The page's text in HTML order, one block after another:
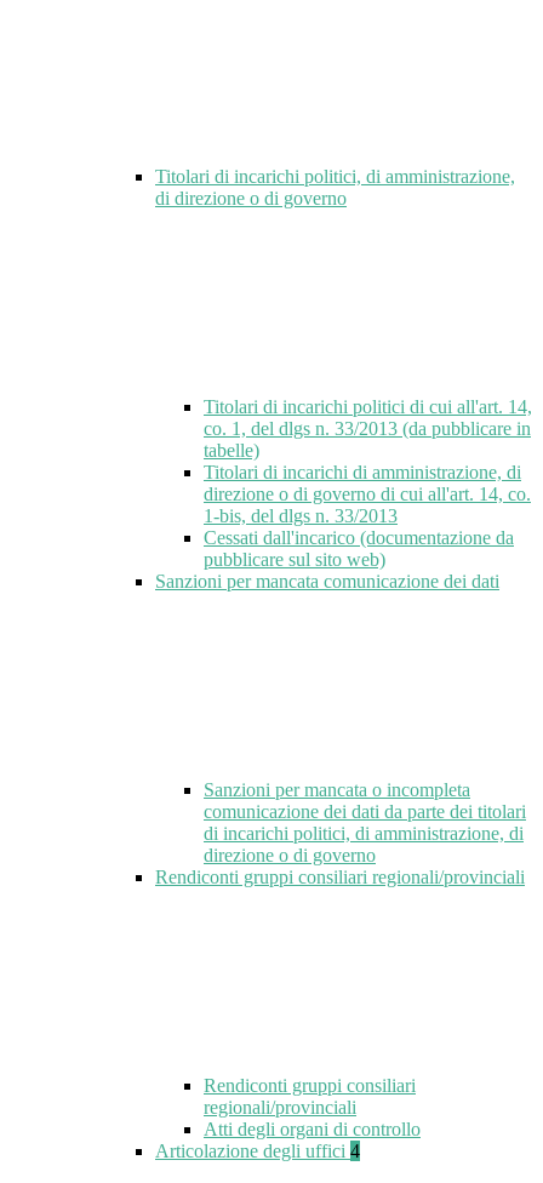
Titolari di incarichi politici, di amministrazione,
di direzione o di governo
Titolari di incarichi politici di cui all'art. 14,
co. 1, del dlgs n. 33/2013 (da pubblicare in
tabelle)
Titolari di incarichi di amministrazione, di
direzione o di governo di cui all'art. 14, co.
1-bis, del dlgs n. 33/2013
Cessati dall'incarico (documentazione da
pubblicare sul sito web)
Sanzioni per mancata comunicazione dei dati
Sanzioni per mancata o incompleta
comunicazione dei dati da parte dei titolari
di incarichi politici, di amministrazione, di
direzione o di governo
Rendiconti gruppi consiliari regionali/provinciali
Rendiconti gruppi consiliari
regionali/provinciali
Atti degli organi di controllo
Articolazione degli uffici 4